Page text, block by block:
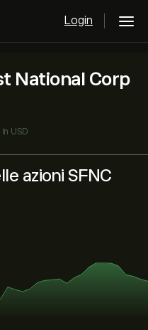
Login
National Corp
in USD
azioni SFNC